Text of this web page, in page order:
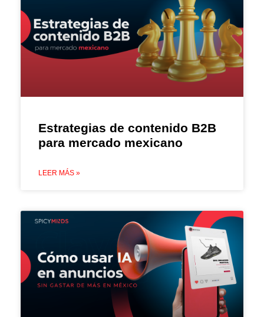
Estrategias de contenido B2B
para mercado mexicano
LEER MÁS »